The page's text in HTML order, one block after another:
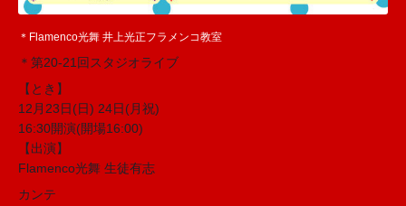
＊Flamenco光舞 井上光正フラメンコ教室
＊第20-21回スタジオライブ
【とき】
12月23日(日) 24日(月祝)
16:30開演(開場16:00)
【出演】
Flamenco光舞 生徒有志
カンテ